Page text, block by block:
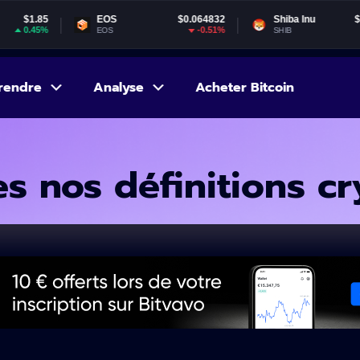
$0.064832
-0.51%
Shiba Inu $0.000005
0.06%
Analyse Acheter Bitcoin
nos définitions